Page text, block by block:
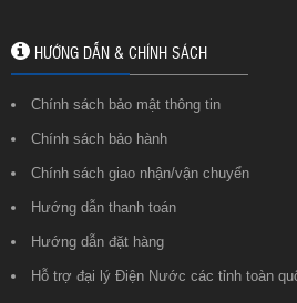
HƯỚNG DẪN & CHÍNH SÁCH
Chính sách bảo mật thông tin
Chính sách bảo hành
Chính sách giao nhận/vận chuyển
Hướng dẫn thanh toán
Hướng dẫn đặt hàng
Hỗ trợ đại lý Điện Nước các tỉnh toàn